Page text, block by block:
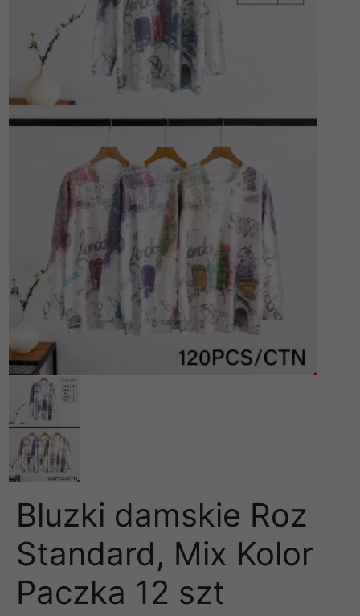
Bluzki damskie Roz
Standard, Mix Kolor
Paczka 12 szt